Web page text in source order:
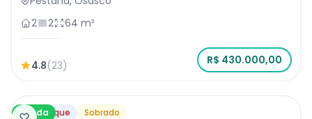
2
2 64 m²
4.8(23) R$ 430.000,00
Venda
Destaque Sobrado